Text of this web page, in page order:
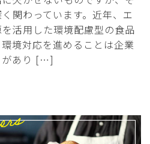
関わっています。近年、エ
活用した環境配慮型の食品
境対応を進めることは企業
があり […]